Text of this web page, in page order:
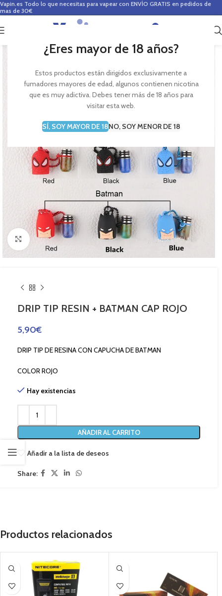
¿Eres mayor de 18 años?
Estos productos están dirigidos exclusivamente a
fumadores mayores de edad, algunos contienen nicotina
que es muy adictiva. Debes tener más de 18 años para
visitar esta web.
SÍ, SOY MAYOR DE 18NO, SOY MENOR DE 18
Vapin.es Todo lo que necesitas para vapear con ENVÍO GRATIS en pedidos de
mas de 30€
0
Haga Click para agrandar
DRIP TIP RESIN + BATMAN CAP ROJO
5,90€
DRIP TIP DE RESINA CON CAPUCHA DE BATMAN
COLOR ROJO
Hay existencias
AÑADIR AL CARRITO
Añadir a la lista de deseos
Share:
Productos relacionados